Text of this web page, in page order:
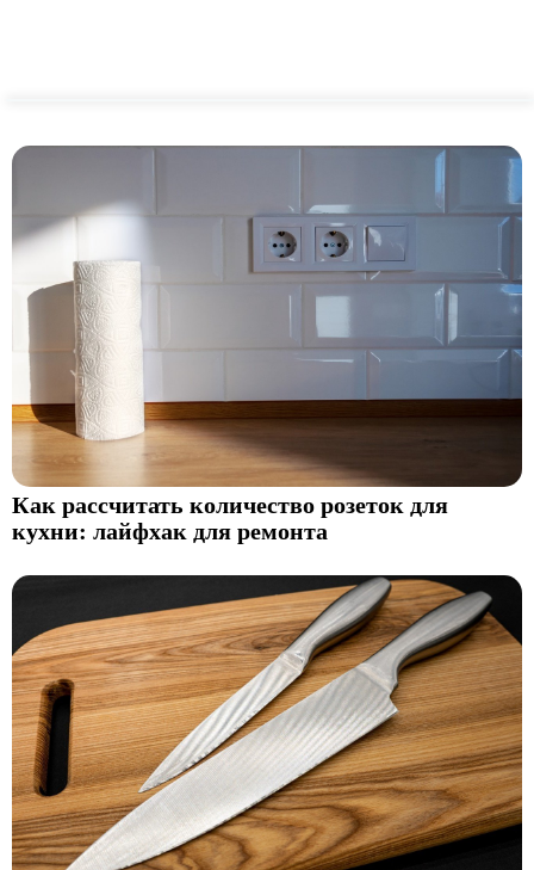
Как рассчитать количество розеток для
кухни: лайфхак для ремонта